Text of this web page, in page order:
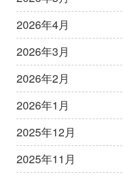
2026年4月
2026年3月
2026年2月
2026年1月
2025年12月
2025年11月